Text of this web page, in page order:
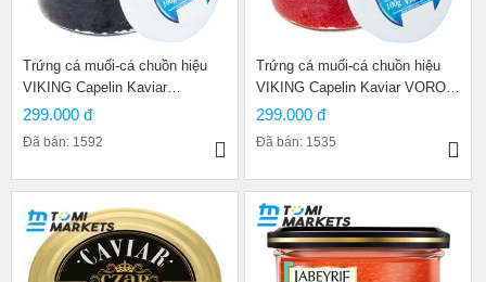
Trứng cá muối-cá chuồn hiệu
VIKING Capelin Kaviar
FEKETE 100g
299.000 đ
Đã bán: 1592
Trứng cá muối-cá chuồn hiệu
VIKING Capelin Kaviar VOROS
100g
299.000 đ
Đã bán: 1535